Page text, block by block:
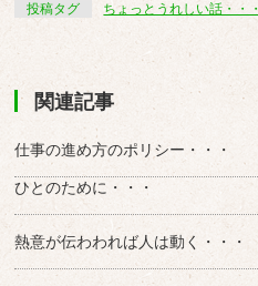
投稿タグ ちょっとうれしい話・・・
関連記事
仕事の進め方のポリシー・・・
ひとのために・・・
熱意が伝わわれば人は動く・・・